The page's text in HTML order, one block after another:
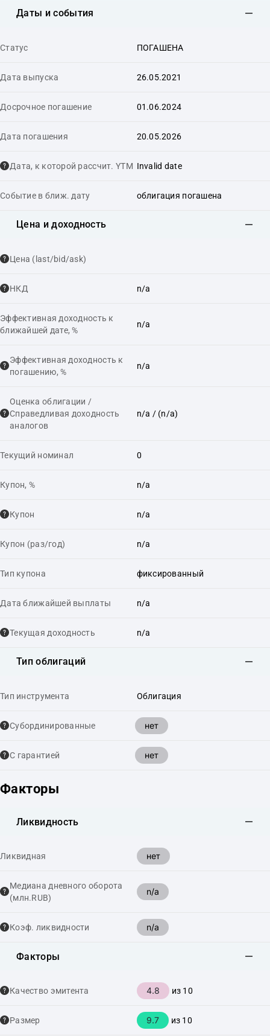
Даты и события
Статус ПОГАШЕНА
Дата выпуска 26.05.2021
Досрочное погашение 01.06.2024
Дата погашения 20.05.2026
Дата, к которой рассчит. YTM Invalid date
Событие в ближ. дату облигация погашена
Цена и доходность
Цена (last/bid/ask)
НКД n/a
Эффективная доходность к
ближайшей дате, %
n/a
Эффективная доходность к
погашению, %
n/a
Оценка облигации /
Справедливая доходность
аналогов
n/a / (n/a)
Текущий номинал 0
Купон, % n/a
Купон n/a
Купон (раз/год) n/a
Тип купона фиксированный
Дата ближайшей выплаты n/a
Текущая доходность n/a
Тип облигаций
Тип инструмента Облигация
Cубординированные нет
С гарантией нет
Факторы
Ликвидность
Ликвидная нет
Медиана дневного оборота
(млн.RUB)
n/a
Коэф. ликвидности n/a
Факторы
Качество эмитента 4.8 из 10
Размер 9.7 из 10